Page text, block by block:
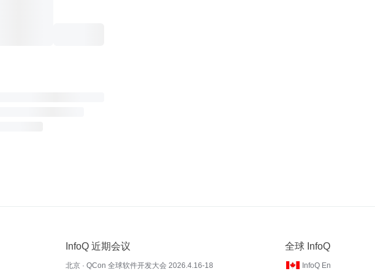
InfoQ 近期会议
北京 · QCon 全球软件开发大会 2026.4.16-18
全球 InfoQ
InfoQ En